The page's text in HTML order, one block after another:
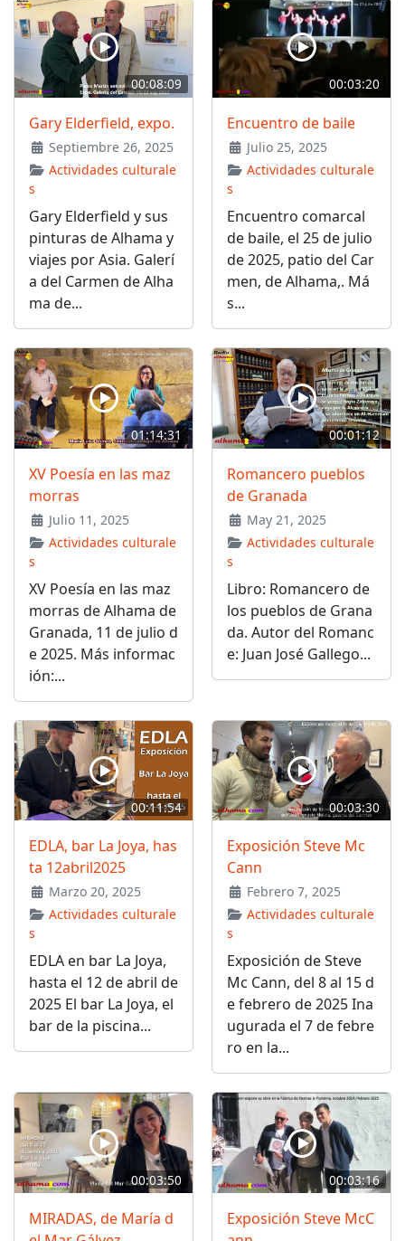
00:08:09
Gary Elderfield, expo.
Septiembre 26, 2025
Actividades culturale
s
Gary Elderfield y sus
pinturas de Alhama y
viajes por Asia. Galerí
a del Carmen de Alha
ma de...
00:03:20
Encuentro de baile
Julio 25, 2025
Actividades culturale
s
Encuentro comarcal
de baile, el 25 de julio
de 2025, patio del Car
men, de Alhama,. Má
s...
01:14:31
XV Poesía en las maz
morras
Julio 11, 2025
Actividades culturale
s
XV Poesía en las maz
morras de Alhama de
Granada, 11 de julio d
e 2025. Más informac
ión:...
00:01:12
Romancero pueblos
de Granada
May 21, 2025
Actividades culturale
s
Libro: Romancero de
los pueblos de Grana
da. Autor del Romanc
e: Juan José Gallego...
00:11:54
EDLA, bar La Joya, has
ta 12abril2025
Marzo 20, 2025
Actividades culturale
s
EDLA en bar La Joya,
hasta el 12 de abril de
2025 El bar La Joya, el
bar de la piscina...
00:03:30
Exposición Steve Mc
Cann
Febrero 7, 2025
Actividades culturale
s
Exposición de Steve
Mc Cann, del 8 al 15 d
e febrero de 2025 Ina
ugurada el 7 de febre
ro en la...
00:03:50
MIRADAS, de María d
00:03:16
Exposición Steve McC